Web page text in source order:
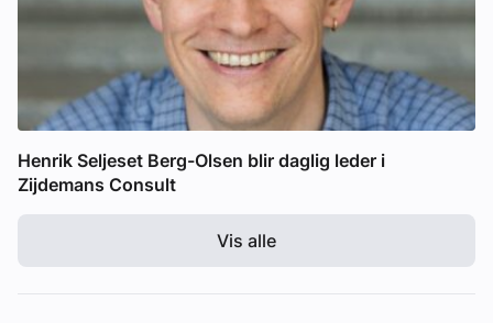
Henrik Seljeset Berg-Olsen blir daglig leder i
Zijdemans Consult
Vis alle